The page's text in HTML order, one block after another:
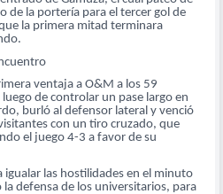
de la portería para el tercer gol de
la primera mitad terminara
ventaja a O&M a los 59
de controlar un pase largo en
burló al defensor lateral y venció
con un tiro cruzado, que
el juego 4-3 a favor de su
igualar las hostilidades en el minuto
defensa de los universitarios, para